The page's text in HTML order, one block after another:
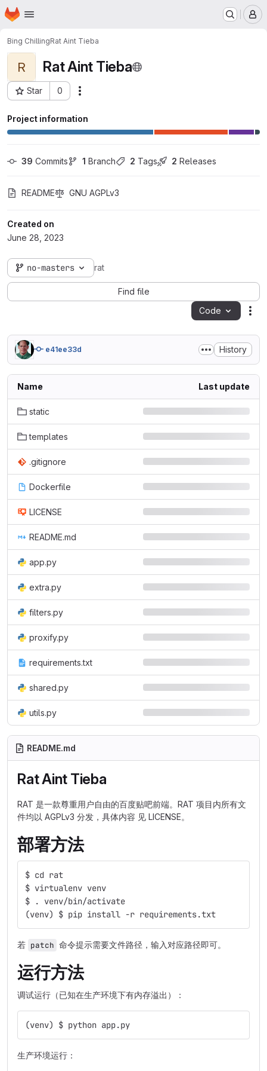
Skip to main content
Homepage
Bing ChillingRat Aint Tieba
R Rat Aint Tieba
Star 0
Project ID: 5164
Project information
39 Commits 1 Branch 2 Tags 2 Releases
README GNU AGPLv3
Created on
June 28, 2023
no-masters rat
Find file
Code
e41ee33d History
Name Last update
static
templates
.gitignore
Dockerfile
LICENSE
README.md
app.py
extra.py
filters.py
proxify.py
requirements.txt
shared.py
utils.py
README.md
Rat Aint Tieba
RAT 是一款尊重用户自由的百度贴吧前端。RAT 项目内所有文
件均以 AGPLv3 分发，具体内容 见 LICENSE。
部署方法
$ cd rat
$ virtualenv venv
$ . venv/bin/activate
(venv) $ pip install -r requirements.txt
若 patch 命令提示需要文件路径，输入对应路径即可。
运行方法
调试运行（已知在生产环境下有内存溢出）：
(venv) $ python app.py
生产环境运行：